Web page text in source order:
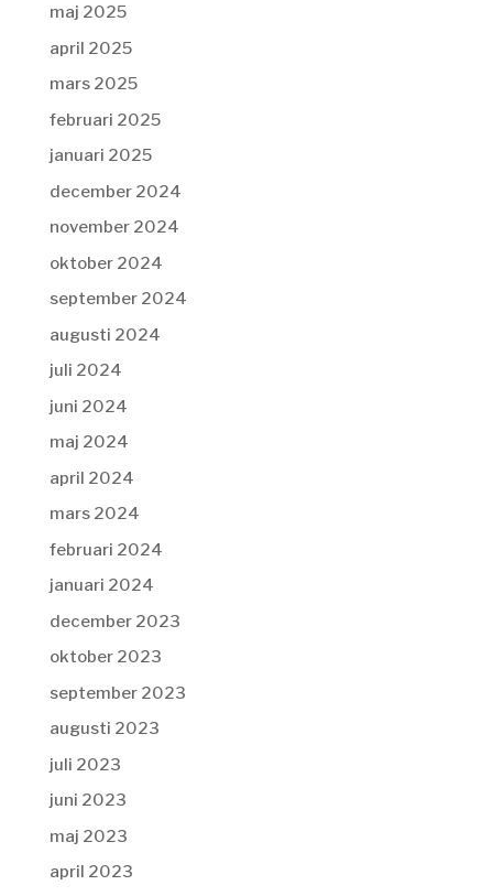
maj 2025
april 2025
mars 2025
februari 2025
januari 2025
december 2024
november 2024
oktober 2024
september 2024
augusti 2024
juli 2024
juni 2024
maj 2024
april 2024
mars 2024
februari 2024
januari 2024
december 2023
oktober 2023
september 2023
augusti 2023
juli 2023
juni 2023
maj 2023
april 2023